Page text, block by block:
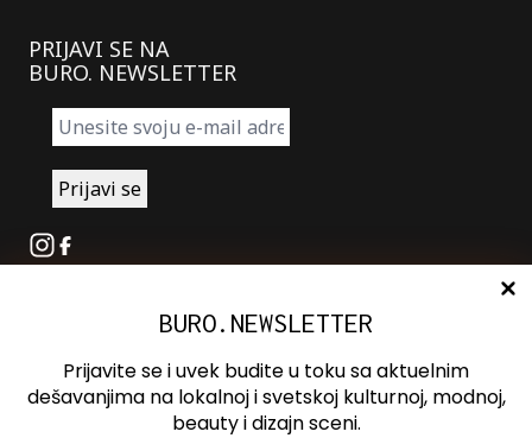
PRIJAVI SE NA
BURO. NEWSLETTER
Instagram
Facebook
Oglašavanje
Kontakt
BURO.NEWSLETTER
Prijavite se i uvek budite u toku sa aktuelnim
dešavanjima na lokalnoj i svetskoj kulturnoj, modnoj,
beauty i dizajn sceni.